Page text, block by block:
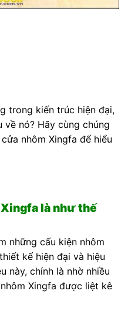
trong kiến trúc hiện đại,
về nó? Hãy cùng chúng
nhôm Xingfa để hiểu
là như thế
những cấu kiện nhôm
kế hiện đại và hiệu
này, chính là nhờ nhiều
Xingfa được liệt kê